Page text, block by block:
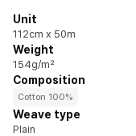
Unit
112cm x 50m
Weight
154g/m²
Composition
Cotton 100%
Weave type
Plain